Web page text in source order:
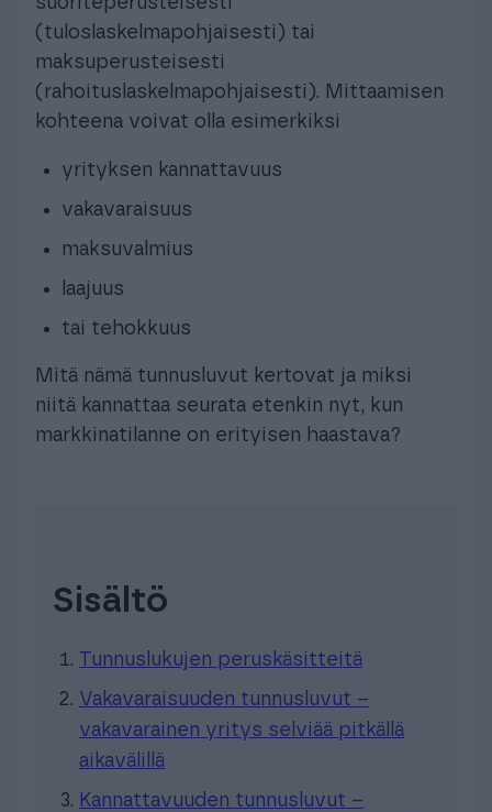
(tuloslaskelmapohjaisesti) tai
maksuperusteisesti
(rahoituslaskelmapohjaisesti). Mittaamisen
kohteena voivat olla esimerkiksi
yrityksen kannattavuus
vakavaraisuus
maksuvalmius
laajuus
tai tehokkuus
Mitä nämä tunnusluvut kertovat ja miksi
niitä kannattaa seurata etenkin nyt, kun
markkinatilanne on erityisen haastava?
Sisältö
Tunnuslukujen peruskäsitteitä
Vakavaraisuuden tunnusluvut –
vakavarainen yritys selviää pitkällä
aikavälillä
Kannattavuuden tunnusluvut –